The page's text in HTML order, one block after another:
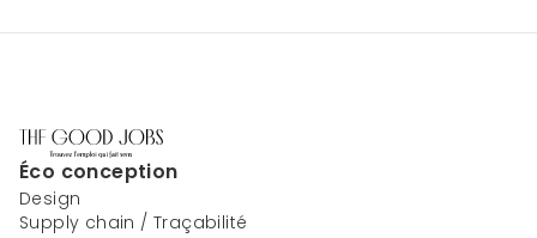
Éco conception
Design
Supply chain / Traçabilité